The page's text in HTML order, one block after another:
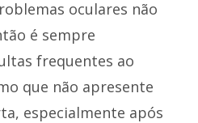
oculares não
é sempre
frequentes ao
que não apresente
especialmente após